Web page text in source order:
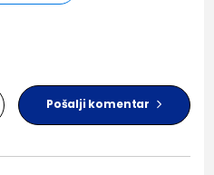
Pošalji komentar